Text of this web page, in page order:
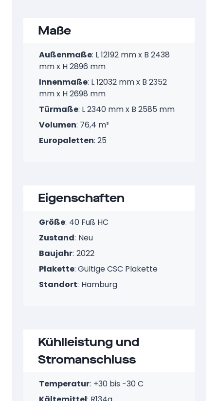
Maße
Außenmaße: L 12192 mm x B 2438
mm x H 2896 mm
Innenmaße: L 12032 mm x B 2352
mm x H 2698 mm
Türmaße: L 2340 mm x B 2585 mm
Volumen: 76,4 m³
Europaletten: 25
Eigenschaften
Größe: 40 Fuß HC
Zustand: Neu
Baujahr: 2022
Plakette: Gültige CSC Plakette
Standort: Hamburg
Kühlleistung und
Stromanschluss
Temperatur: +30 bis -30 C